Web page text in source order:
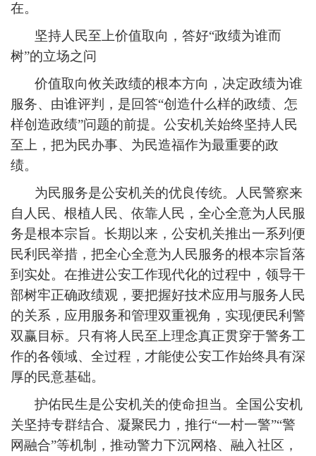
在。
坚持人民至上价值取向，答好“政绩为谁而
树”的立场之问
价值取向攸关政绩的根本方向，决定政绩为谁
服务、由谁评判，是回答“创造什么样的政绩、怎
样创造政绩”问题的前提。公安机关始终坚持人民
至上，把为民办事、为民造福作为最重要的政
绩。
为民服务是公安机关的优良传统。人民警察来
自人民、根植人民、依靠人民，全心全意为人民服
务是根本宗旨。长期以来，公安机关推出一系列便
民利民举措，把全心全意为人民服务的根本宗旨落
到实处。在推进公安工作现代化的过程中，领导干
部树牢正确政绩观，要把握好技术应用与服务人民
的关系，应用服务和管理双重视角，实现便民利警
双赢目标。只有将人民至上理念真正贯穿于警务工
作的各领域、全过程，才能使公安工作始终具有深
厚的民意基础。
护佑民生是公安机关的使命担当。全国公安机
关坚持专群结合、凝聚民力，推行“一村一警”“警
网融合”等机制，推动警力下沉网格、融入社区，